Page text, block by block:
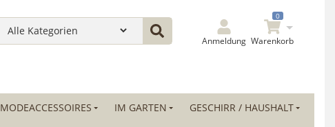
Anmeldung
0
Warenkorb
MODEACCESSOIRES IM GARTEN GESCHIRR / HAUSHALT